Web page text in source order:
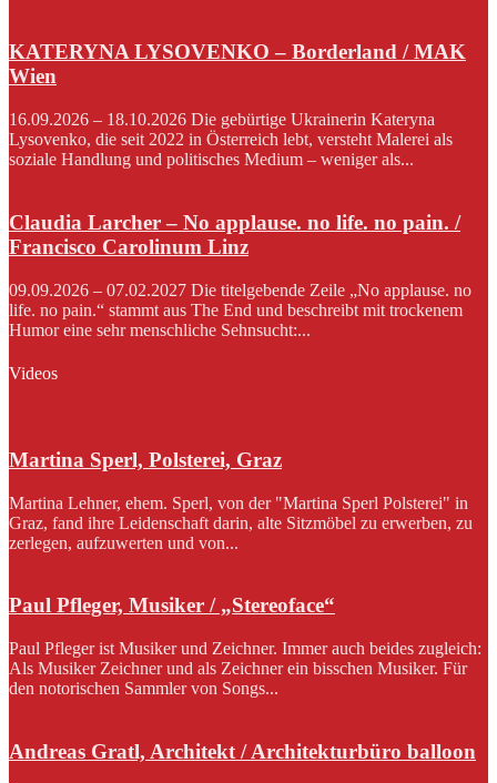
KATERYNA LYSOVENKO – Borderland / MAK
Wien
16.09.2026 – 18.10.2026 Die gebürtige Ukrainerin Kateryna
Lysovenko, die seit 2022 in Österreich lebt, versteht Malerei als
soziale Handlung und politisches Medium – weniger als...
Claudia Larcher – No applause. no life. no pain. /
Francisco Carolinum Linz
09.09.2026 – 07.02.2027 Die titelgebende Zeile „No applause. no
life. no pain.“ stammt aus The End und beschreibt mit trockenem
Humor eine sehr menschliche Sehnsucht:...
Videos
Martina Sperl, Polsterei, Graz
Martina Lehner, ehem. Sperl, von der "Martina Sperl Polsterei" in
Graz, fand ihre Leidenschaft darin, alte Sitzmöbel zu erwerben, zu
zerlegen, aufzuwerten und von...
Paul Pfleger, Musiker / „Stereoface“
Paul Pfleger ist Musiker und Zeichner. Immer auch beides zugleich:
Als Musiker Zeichner und als Zeichner ein bisschen Musiker. Für
den notorischen Sammler von Songs...
Andreas Gratl, Architekt / Architekturbüro balloon